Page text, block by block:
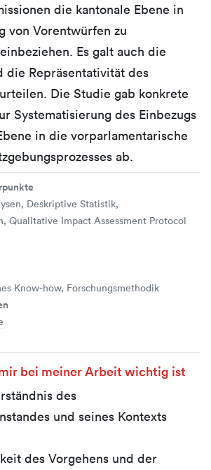
die kantonale Ebene in
von Vorentwürfen zu
Es galt auch die
die Repräsentativität des
Die Studie gab konkrete
Systematisierung des Einbezugs
in die vorparlamentarische
ab.
Deskriptive Statistik,
Qualitative Impact Assessment Protocol
Know-how, Forschungsmethodik
bei meiner Arbeit wichtig ist
des
und seines Kontexts
des Vorgehens und der